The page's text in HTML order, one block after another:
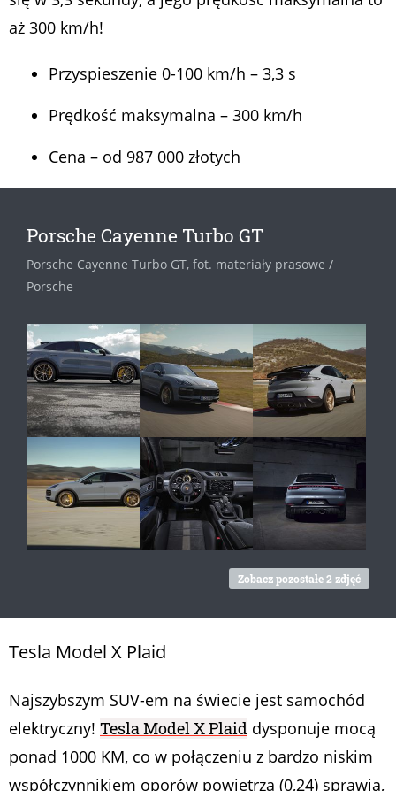
aż 300 km/h!
Przyspieszenie 0-100 km/h – 3,3 s
Prędkość maksymalna – 300 km/h
Cena – od 987 000 złotych
Porsche Cayenne Turbo GT
Porsche Cayenne Turbo GT, fot. materiały prasowe /
Porsche
Zobacz pozostałe 2 zdjęć
Tesla Model X Plaid
Najszybszym SUV-em na świecie jest samochód
elektryczny! Tesla Model X Plaid dysponuje mocą
ponad 1000 KM, co w połączeniu z bardzo niskim
współczynnikiem oporów powietrza (0,24) sprawia,